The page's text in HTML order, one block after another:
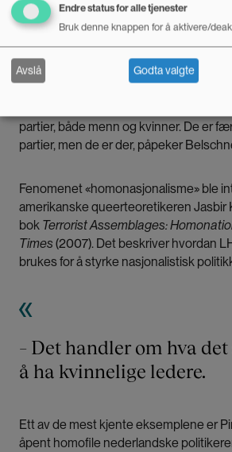
«lesbisk Führer», bor i den sveitsiske
med sin mangeårige partner,
som ble adoptert fra Sri Lanka som
sønner på åtte og tolv år.
partier, både menn og kvinner. De er
partier, men de er der, påpeker
Fenomenet «homonasjonalisme» ble
amerikanske queerteoretikeren Jasbir
bok Terrorist Assemblages:
Times (2007). Det beskriver hvordan
brukes for å styrke nasjonalistisk
– Det handler om hva
å ha kvinnelige ledere.
Ett av de mest kjente eksemplene er
åpent homofile nederlandske
Endre status for alle tjenester
Bruk denne knappen for å aktivere/
Avslå Godta valgte